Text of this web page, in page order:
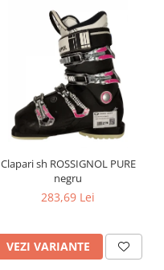
Clapari sh ROSSIGNOL PURE
negru
283,69 Lei
VEZI VARIANTE